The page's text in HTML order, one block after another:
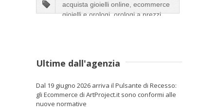
acquista gioielli online, ecommerce
gioielli e orologi, orologi a prezzi
Ultime dall'agenzia
Dal 19 giugno 2026 arriva il Pulsante di Recesso:
gli Ecommerce di ArtProject.it sono conformi alle
nuove normative